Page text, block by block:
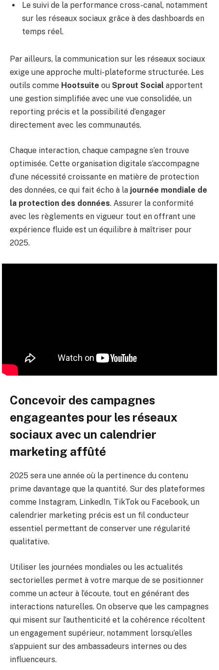
Le suivi de la performance cross-canal, notamment
sur les réseaux sociaux grâce à des dashboards en
temps réel.
Par ailleurs, la communication sur les réseaux sociaux
exige une approche multi-plateforme structurée. Les
outils comme Hootsuite ou Sprout Social apportent
une gestion simplifiée avec une vue consolidée, un
reporting précis et la possibilité d’engager
directement avec les communautés.
Chaque interaction, chaque campagne s’en trouve
optimisée. Cette organisation digitale s’accompagne
d’une nécessité croissante en matière de protection
des données, ce qui fait écho à la journée mondiale de
la protection des données. Assurer la conformité
avec les règlements en vigueur tout en offrant une
expérience fluide est un équilibre à maîtriser pour
2025.
Concevoir des campagnes
engageantes pour les réseaux
sociaux avec un calendrier
marketing affûté
2025 sera une année où la pertinence du contenu
prime davantage que la quantité. Sur des plateformes
comme Instagram, LinkedIn, TikTok ou Facebook, un
calendrier marketing précis est un fil conducteur
essentiel permettant de conserver une régularité
qualitative.
Utiliser les journées mondiales ou les actualités
sectorielles permet à votre marque de se positionner
comme un acteur à l’écoute, tout en générant des
interactions naturelles. On observe que les campagnes
qui misent sur l’authenticité et la cohérence récoltent
un engagement supérieur, notamment lorsqu’elles
s’appuient sur des ambassadeurs internes ou des
influenceurs.